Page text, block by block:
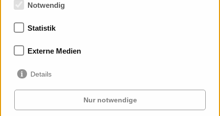
Memberships
Notwendig
Statistik
Externe Medien
Details
Nur notwendige